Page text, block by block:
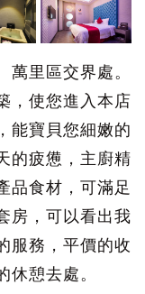
里區交界處。
，使您進入本店
能寶貝您細嫩的
的疲憊，主廚精
品食材，可滿足
房，可以看出我
服務，平價的收
休憩去處。